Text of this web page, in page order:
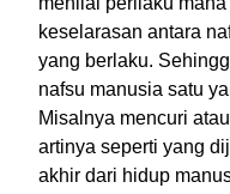
keselarasan antara
yang berlaku.
nafsu manusia satu
Misalnya mencuri
artinya seperti yang
akhir dari hidup